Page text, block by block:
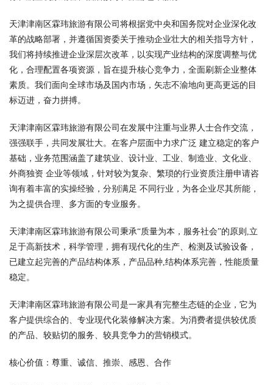
天津津南区霖玮旅游有限公司将根据党中央和国务院对企业深化改
革的战略部署，并遵循国资委关于推动企业壮大的相关指导方针，
我们将持续推进企业深层次改革，以实现产业结构的深度调整与优
化，合理配置各项资源，旨在提升核心竞争力，全面刷新企业整体
素质。我们面向全球市场及国内市场，矢志不渝地向更高更远的目
标迈进，奋力拼搏。
天津津南区霖玮旅游有限公司在发展中注重与业界人士合作交流，
强强联手，共同发展壮大。在客户层面中力求广泛 建立稳定的客户
基础，业务范围涵盖了建筑业、设计业、工业、制造业、文化业、
外商独资 企业等领域，针对较为复杂、繁琐的行业资质注册申请咨
询有着丰富的实操经验，分别满足 不同行业，为各企业尽其所能，
为之提供合理、多方面的专业服务。
天津津南区霖玮旅游有限公司秉承“质量为本，服务社会”的原则,立
足于高新技术，科学管理，拥有现代化的生产、检测及试验设备，
已建立起完善的产品结构体系，产品品种,结构体系完善，性能质量
稳定。
天津津南区霖玮旅游有限公司是一家具有完整生态链的企业，它为
客户提供综合的、专业现代化装修解决方案。为消费者提供较优质
的产品、较贴切的服务、较具竞争力的营销模式。
核心价值：尊重、诚信、推崇、感恩、合作